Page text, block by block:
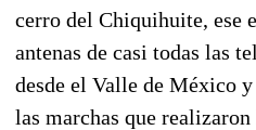
cerro del Chiquihuite, ese
antenas de casi todas las
desde el Valle de México
las marchas que